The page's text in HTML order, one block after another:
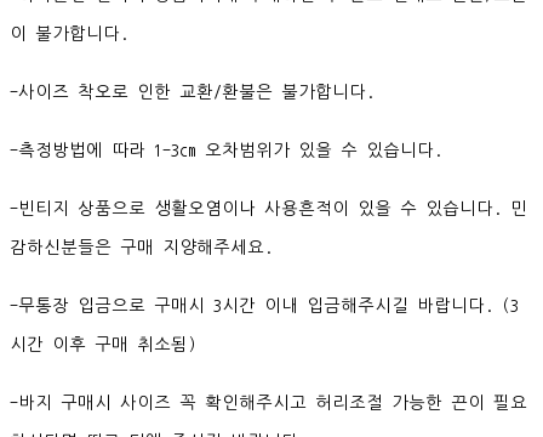
이 불가합니다.
-사이즈 착오로 인한 교환/환불은 불가합니다.
-측정방법에 따라 1-3cm 오차범위가 있을 수 있습니다.
-빈티지 상품으로 생활오염이나 사용흔적이 있을 수 있습니다. 민
감하신분들은 구매 지양해주세요.
-무통장 입금으로 구매시 3시간 이내 입금해주시길 바랍니다. (3
시간 이후 구매 취소됨)
-바지 구매시 사이즈 꼭 확인해주시고 허리조절 가능한 끈이 필요